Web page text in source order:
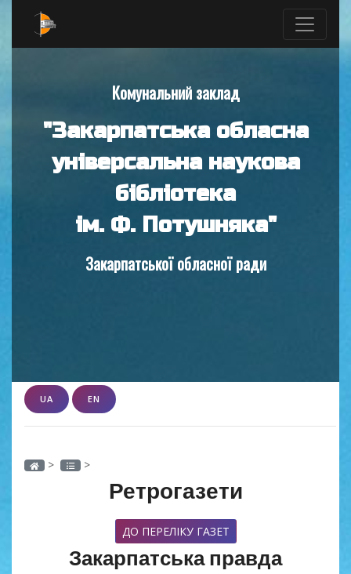
Комунальний заклад
"Закарпатська обласна
універсальна наукова
бібліотека
ім. Ф. Потушняка"
Закарпатської обласної ради
UA EN
> >
Ретрогазети
ДО ПЕРЕЛІКУ ГАЗЕТ
Закарпатська правда